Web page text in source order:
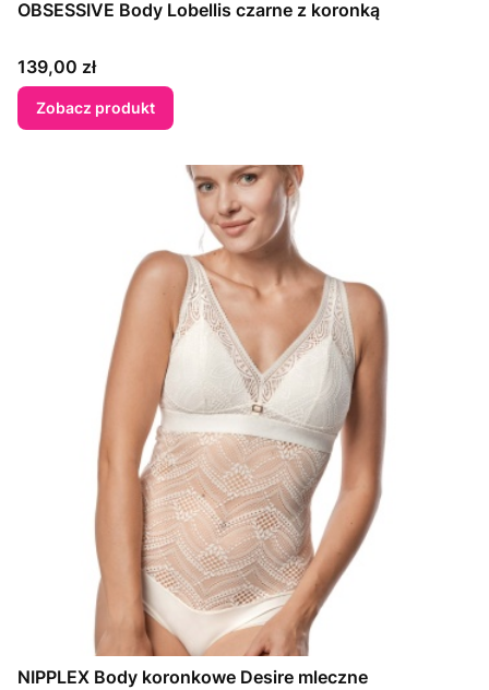
OBSESSIVE Body Lobellis czarne z koronką
Cena
139,00 zł
Zobacz produkt
NIPPLEX Body koronkowe Desire mleczne